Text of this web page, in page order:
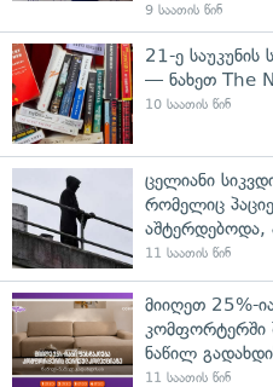
9 საათის წინ
21-ე
— ნახეთ The
10 საათის წინ
ცელიანი
რომელიც
აშტერდებოდა,
11 საათის წინ
მიიღეთ 25%-
კომფორტერში
ნაწილ
11 საათის წინ